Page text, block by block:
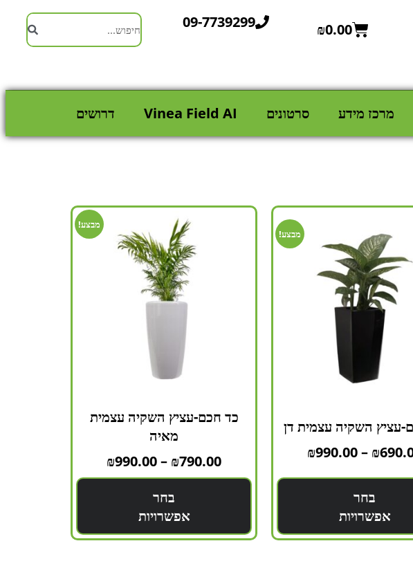
₪0.00
09-7739299
מרכז מידע סרטונים Vinea Field AI דרושים
מבצע!
עציץ השקיה עצמית דן
₪
–
₪990.00
בחר
אפשרויות
מבצע!
כד חכם-עציץ השקיה עצמית
מאיה
₪790.00
–
₪990.00
בחר
אפשרויות